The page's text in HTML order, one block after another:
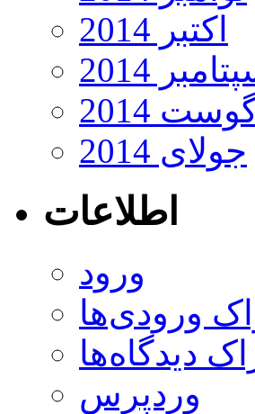
اکتبر 2014
2014
2014
جولای 2014
اطلاعات
ورود
ورودی‌ها
دیدگاه‌ها
وردپرس